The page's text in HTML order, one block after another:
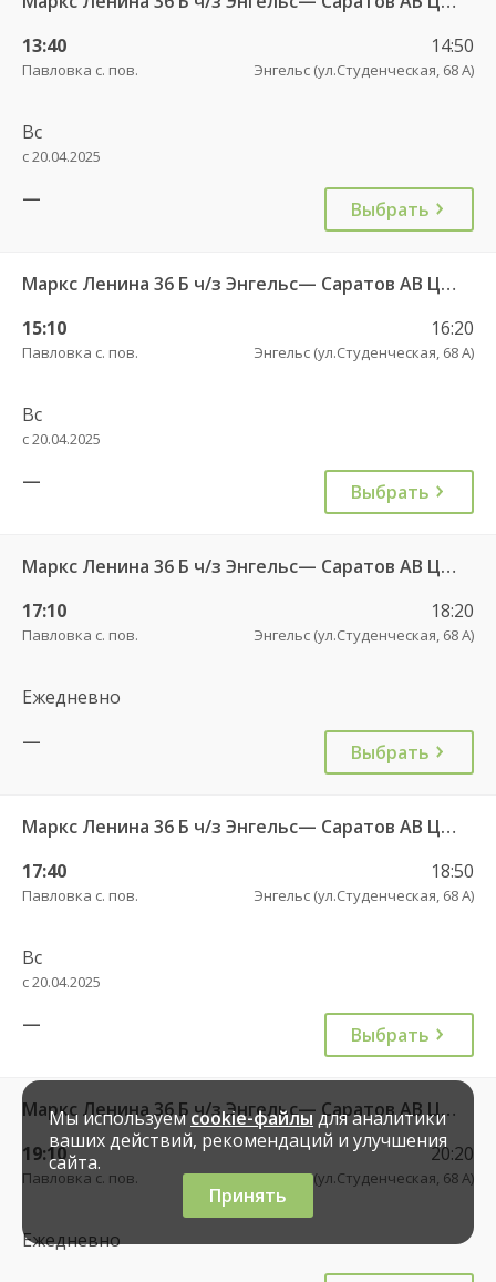
13:40
Павловка с. пов.
14:50
Энгельс (ул.Студенческая, 68 А)
Вс
с 20.04.2025
— Выбрать
Маркс Ленина 36 Б ч/з Энгельс— Саратов АВ Центральный (ул им Пугачева 179 А)
15:10
Павловка с. пов.
16:20
Энгельс (ул.Студенческая, 68 А)
Вс
с 20.04.2025
— Выбрать
Маркс Ленина 36 Б ч/з Энгельс— Саратов АВ Центральный (ул им Пугачева 179 А)
17:10
Павловка с. пов.
18:20
Энгельс (ул.Студенческая, 68 А)
Ежедневно
—
Выбрать
Маркс Ленина 36 Б ч/з Энгельс— Саратов АВ Центральный (ул им Пугачева 179 А)
17:40
Павловка с. пов.
18:50
Энгельс (ул.Студенческая, 68 А)
Вс
с 20.04.2025
— Выбрать
Маркс Ленина 36 Б ч/з Энгельс— Саратов АВ Центральный (ул им Пугачева 179 А)
19:10
Павловка с. пов.
20:20
Энгельс (ул.Студенческая, 68 А)
Ежедневно
Мы используемcookie-файлыдля аналитики
ваших действий, рекомендаций и улучшения
сайта.
Принять